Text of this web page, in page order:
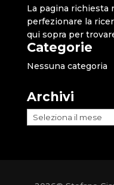
La pagina richiesta
perfezionare la
qui sopra per
Categorie
Nessuna categoria
Archivi
Archivi